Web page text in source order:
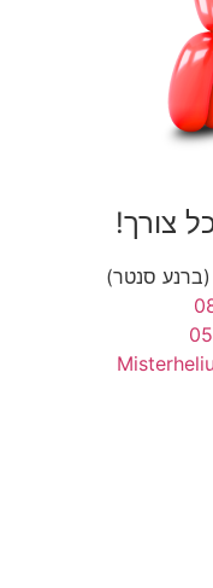
צורך!